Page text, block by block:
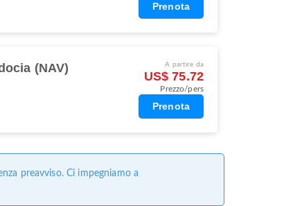
Prenota
(NAV) A partire da
US$ 75.72
Prezzo/pers
Prenota
preavviso. Ci impegniamo a